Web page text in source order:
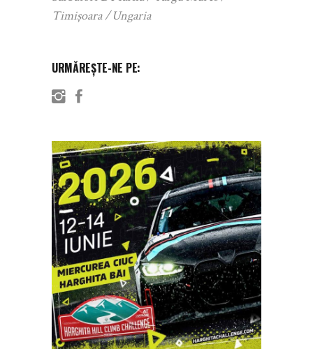
Timișoara
Ungaria
URMĂREȘTE-NE PE: